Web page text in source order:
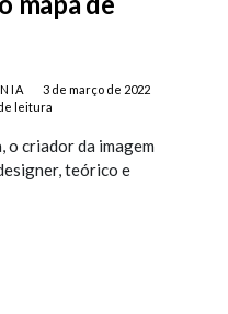
3 de março de 2022
leitura
o criador da imagem
teórico e